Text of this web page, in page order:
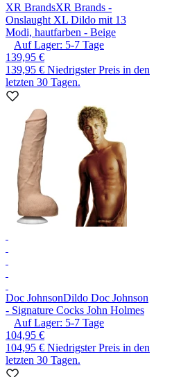
XR BrandsXR Brands -
Onslaught XL Dildo mit 13
Modi, hautfarben - Beige
Auf Lager: 5-7 Tage
139,95 €
139,95 € Niedrigster Preis in den
letzten 30 Tagen.
Doc JohnsonDildo Doc Johnson
- Signature Cocks John Holmes
Auf Lager: 5-7 Tage
104,95 €
104,95 € Niedrigster Preis in den
letzten 30 Tagen.